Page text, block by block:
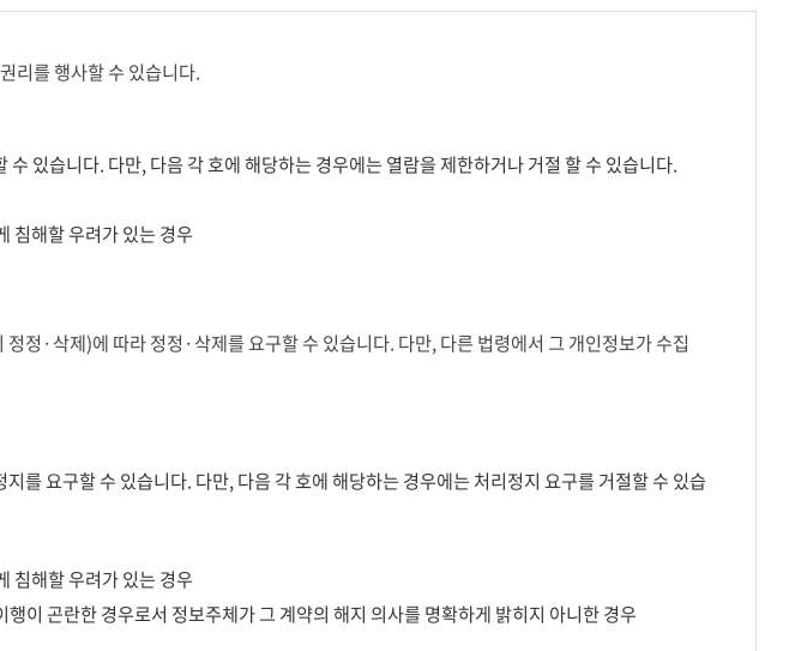
리를 행사할 수 있습니다.
있습니다. 다만, 다음 각 호에 해당하는 경우에는 열람을 제한하거나 거절 할 수 있습니다.
침해할 우려가 있는 경우
정·삭제)에 따라 정정·삭제를 요구할 수 있습니다. 다만, 다른 법령에서 그 개인정보가 수집
요구할 수 있습니다. 다만, 다음 각 호에 해당하는 경우에는 처리정지 요구를 거절할 수 있습
침해할 우려가 있는 경우
이 곤란한 경우로서 정보주체가 그 계약의 해지 의사를 명확하게 밝히지 아니한 경우